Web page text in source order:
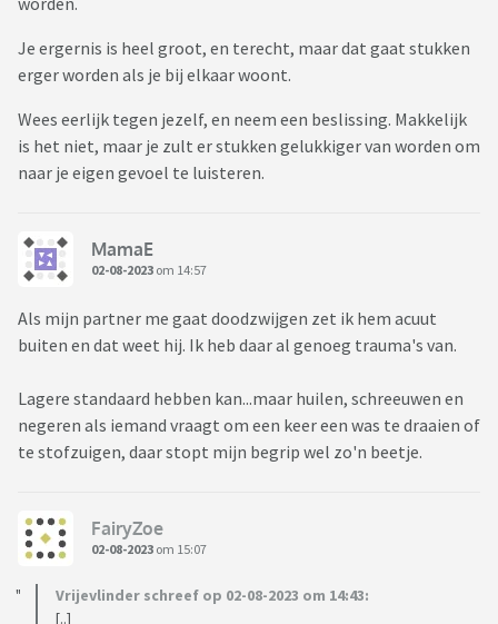
Je ergernis is heel groot, en terecht, maar dat gaat stukken
erger worden als je bij elkaar woont.
Wees eerlijk tegen jezelf, en neem een beslissing. Makkelijk
is het niet, maar je zult er stukken gelukkiger van worden om
naar je eigen gevoel te luisteren.
MamaE
02-08-2023 om 14:57
Als mijn partner me gaat doodzwijgen zet ik hem acuut
buiten en dat weet hij. Ik heb daar al genoeg trauma's van.
Lagere standaard hebben kan...maar huilen, schreeuwen en
negeren als iemand vraagt om een keer een was te draaien of
te stofzuigen, daar stopt mijn begrip wel zo'n beetje.
FairyZoe
02-08-2023 om 15:07
Vrijevlinder schreef op 02-08-2023 om 14:43:
[..]